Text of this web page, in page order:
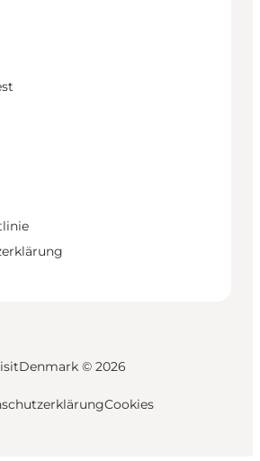
© 2026
Cookies